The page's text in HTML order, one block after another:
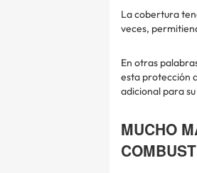
La cobertura
veces,
En otras
esta protección
adicional para
MUCHO